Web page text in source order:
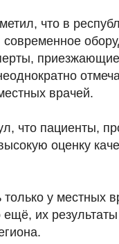
что в
современное
врачей.
что пациенты,
оценку
у местных
их